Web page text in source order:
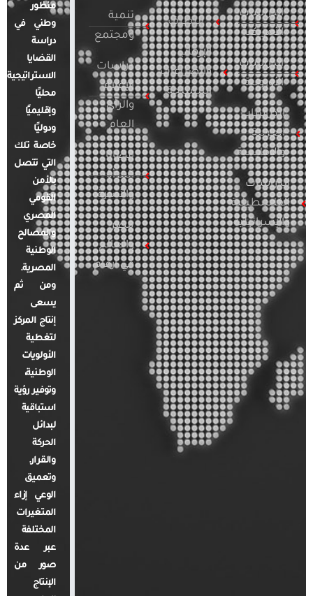
الدراسات
الأمريكية
الدراسات
الأوروبية
الدراسات
العربية
والإقليمية
الدراسات
الفلسطينية
والإسرائيلية
التطرف
الإرهاب
والصراعات
المسلحة
تنمية
ومجتمع
دراسات
الإعلام
والرأي
العام
قضايا
المرأة
والأسرة
مصر
والعالم
في أرقام
منظور
وطني في
دراسة
القضايا
الاستراتيجية
محليًا
وإقليميًا
ودوليًا
خاصة تلك
التي تتصل
بالأمن
القومي
المصري
والمصالح
الوطنية
المصرية.
ومن ثم
يسعى
إنتاج المركز
لتغطية
الأولويات
الوطنية،
وتوفير رؤية
استباقية
لبدائل
الحركة
والقرار.
وتعميق
الوعي إزاء
المتغيرات
المختلفة
عبر عدة
صور من
الإنتاج